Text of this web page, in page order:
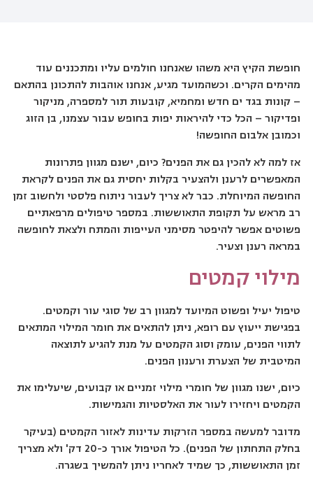
חופשת הקיץ היא משהו שאנחנו חולמים עליו ומתכננים עוד
מהימים הקרים. וכשהמועד מגיע, אנחנו אוהבות להתכונן בהתאם
– קונות בגד ים חדש ומחמיא, קובעות תור למספרה, מניקור
ופדיקור – הכל כדי להיראות יפות בחופש עבור עצמנו, בן הזוג
וכמובן אלבום החופשה!
אז למה לא להכין גם את הפנים? כיום, ישנם מגוון פתרונות
המאפשרים לרענן ולהצעיר בקלות יחסית גם את הפנים לקראת
החופשה המיוחלת. כבר לא צריך לעבור ניתוח פלסטי ולחשוב זמן
רב מראש על תקופת התאוששות. במספר טיפולים מרפאתיים
פשוטים אפשר להיפטר מסימני העייפות והמתח ולצאת לחופשה
במראה רענן וצעיר.
מילוי קמטים
טיפול יעיל ופשוט המיועד למגוון רב של סוגי עור וקמטים.
בפגישת ייעוץ עם רופא, ניתן להתאים את חומר המילוי המתאים
לתווי הפנים, עומק וסוג הקמטים על מנת להגיע לתוצאה
המיטבית של הצערת ורענון הפנים.
כיום, ישנו מגוון של חומרי מילוי זמניים או קבועים, שיעלימו את
הקמטים ויחזירו לעור את האלסטיות והגמישות.
מדובר למעשה במספר הזרקות עדינות לאזור הקמטים (בעיקר
בחלק התחתון של הפנים). כל הטיפול אורך כ-20 דק' ולא מצריך
זמן התאוששות, כך שמיד לאחריו ניתן להמשיך בשגרה.